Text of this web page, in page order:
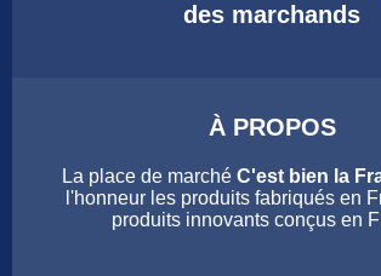
des marchands
À PROPOS
La place de marché C'est bien la
l'honneur les produits fabriqués en
produits innovants conçus en